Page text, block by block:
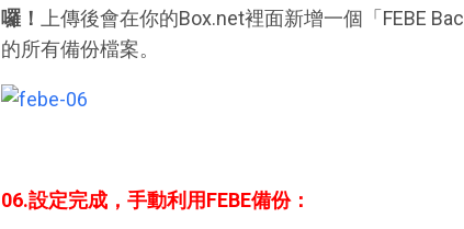
囉！
上傳後會在你的Box.net裡面新增一個「FEBE
的所有備份檔案。
06.設定完成，手動利用FEBE備份：